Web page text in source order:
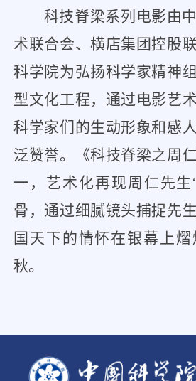
科技脊梁系列电影由中
术联合会、横店集团控股
科学院为弘扬科学家精神
型文化工程，通过电影艺
科学家们的生动形象和感
泛赞誉。《科技脊梁之周
一，艺术化再现周仁先
骨，通过细腻镜头捕捉先
国天下的情怀在银幕上
秋。